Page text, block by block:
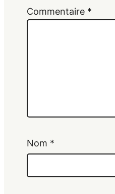
Commentaire *
Nom *